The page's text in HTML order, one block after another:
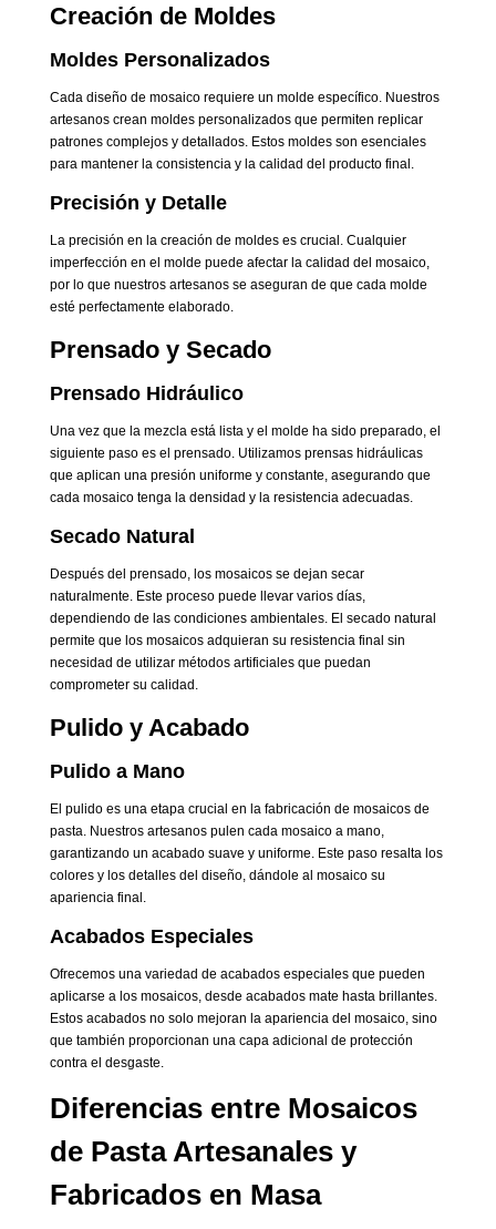
Creación de Moldes
Moldes Personalizados
Cada diseño de mosaico requiere un molde específico. Nuestros
artesanos crean moldes personalizados que permiten replicar
patrones complejos y detallados. Estos moldes son esenciales
para mantener la consistencia y la calidad del producto final.
Precisión y Detalle
La precisión en la creación de moldes es crucial. Cualquier
imperfección en el molde puede afectar la calidad del mosaico,
por lo que nuestros artesanos se aseguran de que cada molde
esté perfectamente elaborado.
Prensado y Secado
Prensado Hidráulico
Una vez que la mezcla está lista y el molde ha sido preparado, el
siguiente paso es el prensado. Utilizamos prensas hidráulicas
que aplican una presión uniforme y constante, asegurando que
cada mosaico tenga la densidad y la resistencia adecuadas.
Secado Natural
Después del prensado, los mosaicos se dejan secar
naturalmente. Este proceso puede llevar varios días,
dependiendo de las condiciones ambientales. El secado natural
permite que los mosaicos adquieran su resistencia final sin
necesidad de utilizar métodos artificiales que puedan
comprometer su calidad.
Pulido y Acabado
Pulido a Mano
El pulido es una etapa crucial en la fabricación de mosaicos de
pasta. Nuestros artesanos pulen cada mosaico a mano,
garantizando un acabado suave y uniforme. Este paso resalta los
colores y los detalles del diseño, dándole al mosaico su
apariencia final.
Acabados Especiales
Ofrecemos una variedad de acabados especiales que pueden
aplicarse a los mosaicos, desde acabados mate hasta brillantes.
Estos acabados no solo mejoran la apariencia del mosaico, sino
que también proporcionan una capa adicional de protección
contra el desgaste.
Diferencias entre Mosaicos
de Pasta Artesanales y
Fabricados en Masa